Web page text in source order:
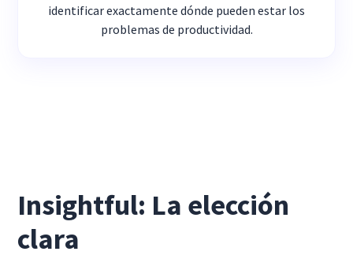
identificar exactamente dónde pueden estar los
problemas de productividad.
Insightful: La elección
clara